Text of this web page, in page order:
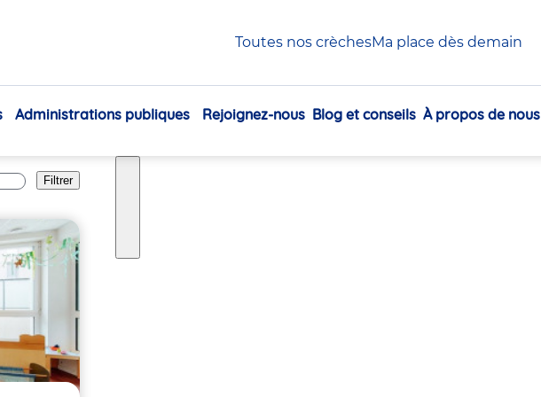
Toutes nos crèchesMa place dès demain
Navigation
Administrations publiques Rejoignez-nous Blog et conseils À propos de nous
Filtrer
30
30